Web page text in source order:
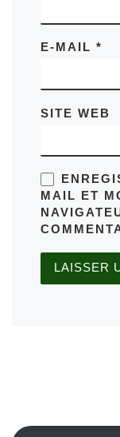
E-MAIL*
SITE WEB
MAIL ET